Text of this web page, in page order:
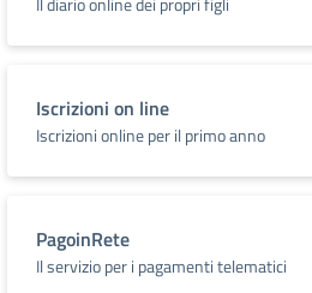
Iscrizioni on line
Iscrizioni online per il primo anno
PagoinRete
Il servizio per i pagamenti telematici